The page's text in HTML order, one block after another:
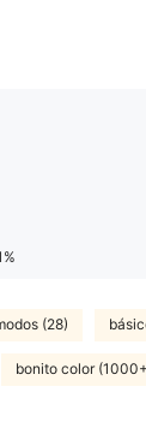
(28)
bonito color